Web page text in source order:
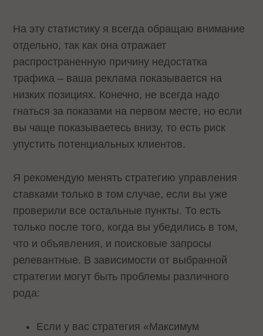
На эту статистику я всегда обращаю внимание
отдельно, так как она отражает
распространенную причину недостатка
трафика – ваша реклама показывается на
низких позициях. Конечно, не всегда надо
гнаться за показами на первом месте, но если
вы чаще показываетесь внизу, то есть риск
упустить потенциальных клиентов.
Я рекомендую менять стратегию управления
ставками только в том случае, если вы уже
проверили все остальные пункты. То есть
только после того, когда вы убедились в том,
что и объявления, и поисковые запросы
релевантные. В зависимости от выбранной
стратегии могут быть проблемы различного
рода:
Если у вас стратегия «Максимум